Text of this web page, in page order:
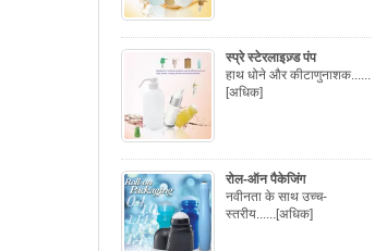
स्प्रे स्टेरलाइज़्ड पंप
हाथ धोने और कीटाणुनाशक......
[अधिक]
रोल-ऑन पैकेजिंग
नवीनता के साथ उच्च-
स्तरीय......[अधिक]